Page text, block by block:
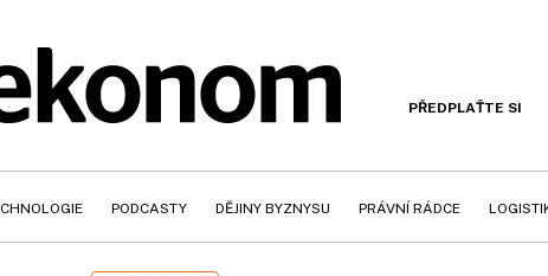
PŘEDPLAŤTE SI
PODCASTY DĚJINY BYZNYSU PRÁVNÍ RÁDCE